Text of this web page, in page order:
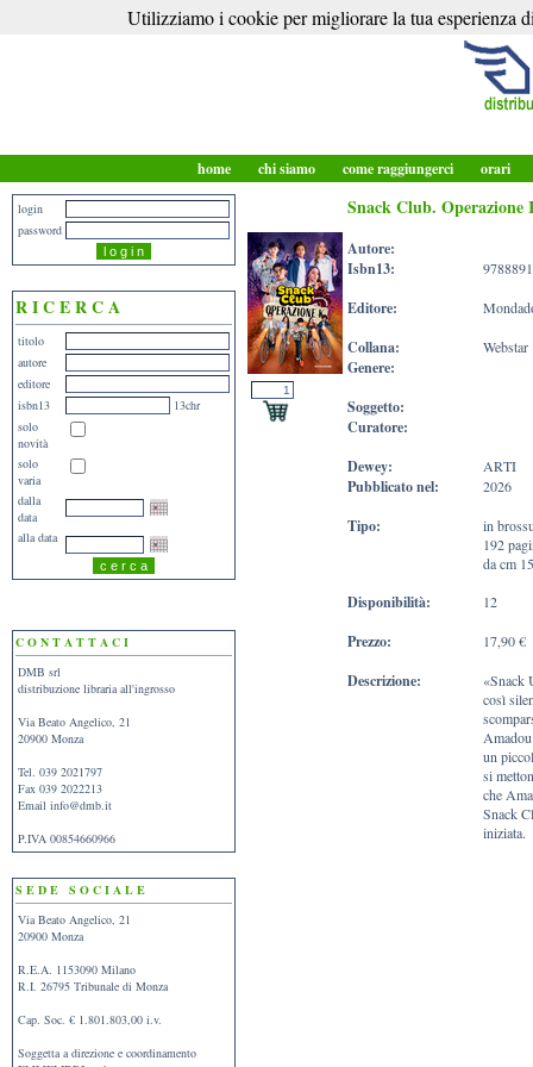
home chi siamo come raggiungerci orari
login
password
R I C E R C A
titolo
autore
editore
isbn13
13chr
solo
novità
solo
varia
dalla
data
alla data
C O N T A T T A C I
DMB srl
distribuzione libraria all'ingrosso
Via Beato Angelico, 21
20900 Monza
Tel. 039 2021797
Fax 039 2022213
Email info@dmb.it
P.IVA 00854660966
S E D E S O C I A L E
Via Beato Angelico, 21
20900 Monza
R.E.A. 1153090 Milano
R.I. 26795 Tribunale di Monza
Cap. Soc. € 1.801.803,00 i.v.
Soggetta a direzione e coordinamento
Snack Club. Operazione
Autore:
Isbn13:
Editore:
Collana: Webstar
Genere:
Soggetto:
Curatore:
Dewey:
ARTI
Pubblicato nel: 2026
Tipo:
in
192
da cm
Disponibilità: 12
Prezzo: 17,90 €
Descrizione:
«Snack
così
un
si
che
Snack
iniziata.
Utilizziamo i cookie per migliorare la tua esperienza